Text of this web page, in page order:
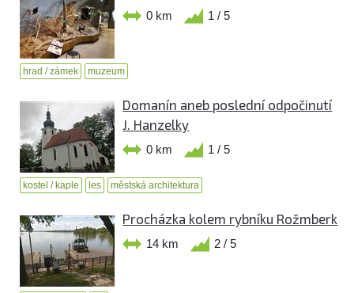
0 km 1 / 5
hrad / zámek muzeum
Domanín aneb poslední odpočinutí
J. Hanzelky
0 km 1 / 5
kostel / kaple les městská architektura
Procházka kolem rybníku Rožmberk
14 km 2 / 5